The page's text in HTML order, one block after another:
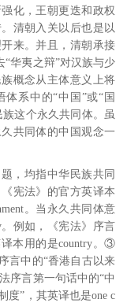
化，王朝更迭和政权
清朝入关以后也是以
来。 并且，清朝承接
“华夷之辩”对汉族与少
概念从主体意义上将
系中的“中国”或“国
这个永久共同体。 虽
共同体的中国观念一
，均指中华民族共同
宪法》的官方英译本
。当永久共同体意
。例如，《宪法》序言
本用的是country。③
言中的“香港自古以来
序言第一句话中的“中
度”，其英译也是one c